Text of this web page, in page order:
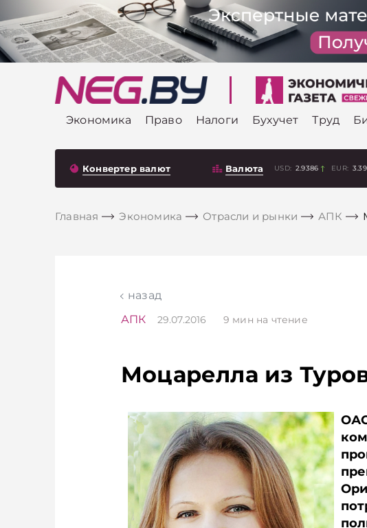
Экономика Право Налоги Бухучет Труд
Конвертер валют Валюта USD: 2.9386 EUR:
Главная Экономика Отрасли и рынки АПК
назад
АПК
29.07.2016 9 мин на чтение
Моцарелла из